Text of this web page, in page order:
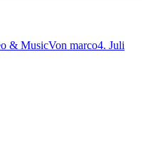
& MusicVon marco4. Juli